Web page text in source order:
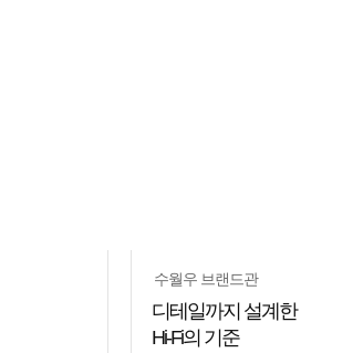
수월우 브랜드관
디테일까지 설계한
Hi-Fi의 기준